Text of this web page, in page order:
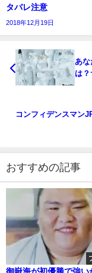
タバレ注意
2018年12月19日
あ
は？
コンフィデンスマン
おすすめの記事